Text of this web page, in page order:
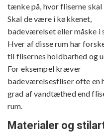
tænke på, hvor fliserne skal
Skal de være i køkkenet,
badeværelset eller måske i
Hver af disse rum har
til flisernes holdbarhed og
For eksempel kræver
badeværelsesfliser ofte en
grad af vandtæthed end
rum.
Materialer og